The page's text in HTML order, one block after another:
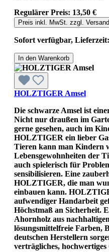
Regulärer Preis: 13,50 €
Preis inkl. MwSt. zzgl.
Sofort verfügbar,
In den Warenkorb
HOLZTIGER Amsel
Die schwarze Amsel ist
Nicht nur draußen im
gerne gesehen, auch im
HOLZTIGER ein lieber
Tieren kann man Kindern
Lebensgewohnheiten der
auch spielerisch für
sensibilisieren. Eine
HOLZTIGER, die man
einbauen kann.
aufwendiger Handarbeit
Höchstmaß an Sicherheit.
Ahornholz aus
lösungsmittelfreie Farben,
deutschen Herstellern
verträgliches,